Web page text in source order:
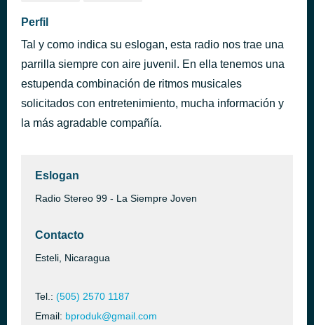
Perfil
Tal y como indica su eslogan, esta radio nos trae una
parrilla siempre con aire juvenil. En ella tenemos una
estupenda combinación de ritmos musicales
solicitados con entretenimiento, mucha información y
la más agradable compañía.
Eslogan
Radio Stereo 99 - La Siempre Joven
Contacto
Esteli, Nicaragua
Tel.: (505) 2570 1187
Email: bproduk@gmail.com